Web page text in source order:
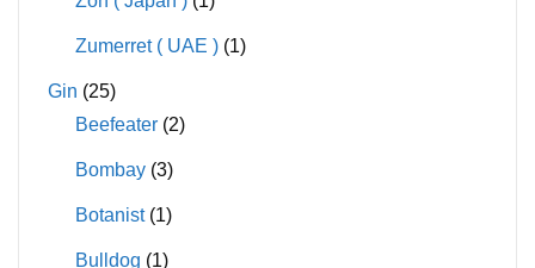
Zumerret ( UAE ) (1)
Gin (25)
Beefeater (2)
Bombay (3)
Botanist (1)
Bulldog (1)